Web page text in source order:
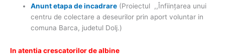
Anunt etapa de incadrare (Proiectul ,,Înființarea unui
centru de colectare a deseurilor prin aport voluntar in
comuna Barca, judetul Dolj.)
In atentia crescatorilor de albine